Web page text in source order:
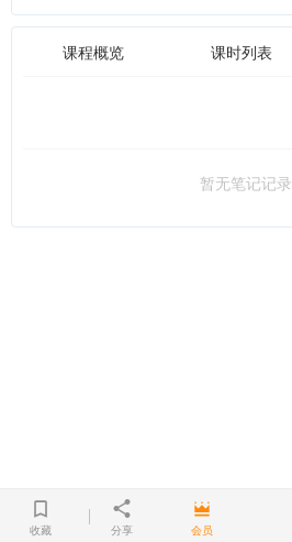
收藏 分享 会员
课程概览 课时列表
暂无笔记记录